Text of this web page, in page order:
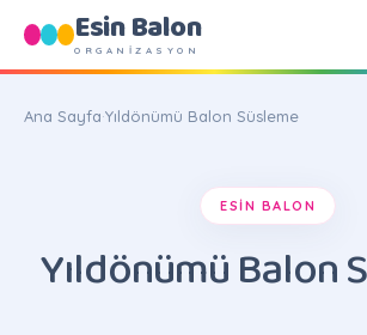
Esin Balon
ORGANİZASYON
Ana Sayfa·Yıldönümü Balon Süsleme
ESIN BALON
Yıldönümü Balon